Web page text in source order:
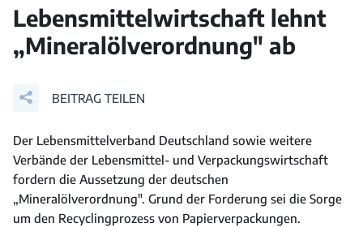
Lebensmittelwirtschaft lehnt
„Mineralölverordnung" ab
BEITRAG TEILEN
Der Lebensmittelverband Deutschland sowie weitere
Verbände der Lebensmittel- und Verpackungswirtschaft
fordern die Aussetzung der deutschen
„Mineralölverordnung". Grund der Forderung sei die Sorge
um den Recyclingprozess von Papierverpackungen.